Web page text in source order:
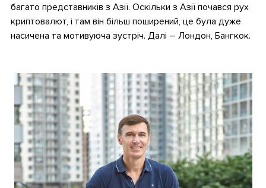
багато представників з Азії. Оскільки з Азії почався рух
криптовалют, і там він більш поширений, це була дуже
насичена та мотивуюча зустріч. Далі – Лондон, Бангкок.